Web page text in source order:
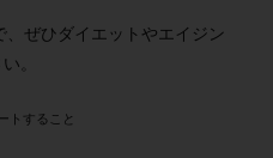
ぜひダイエットやエイジン
。
トすること